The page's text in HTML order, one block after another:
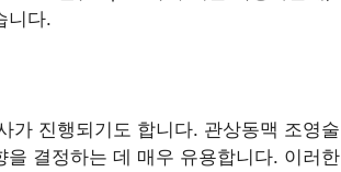
니다.
가 진행되기도 합니다. 관상동맥 조영술
결정하는 데 매우 유용합니다. 이러한